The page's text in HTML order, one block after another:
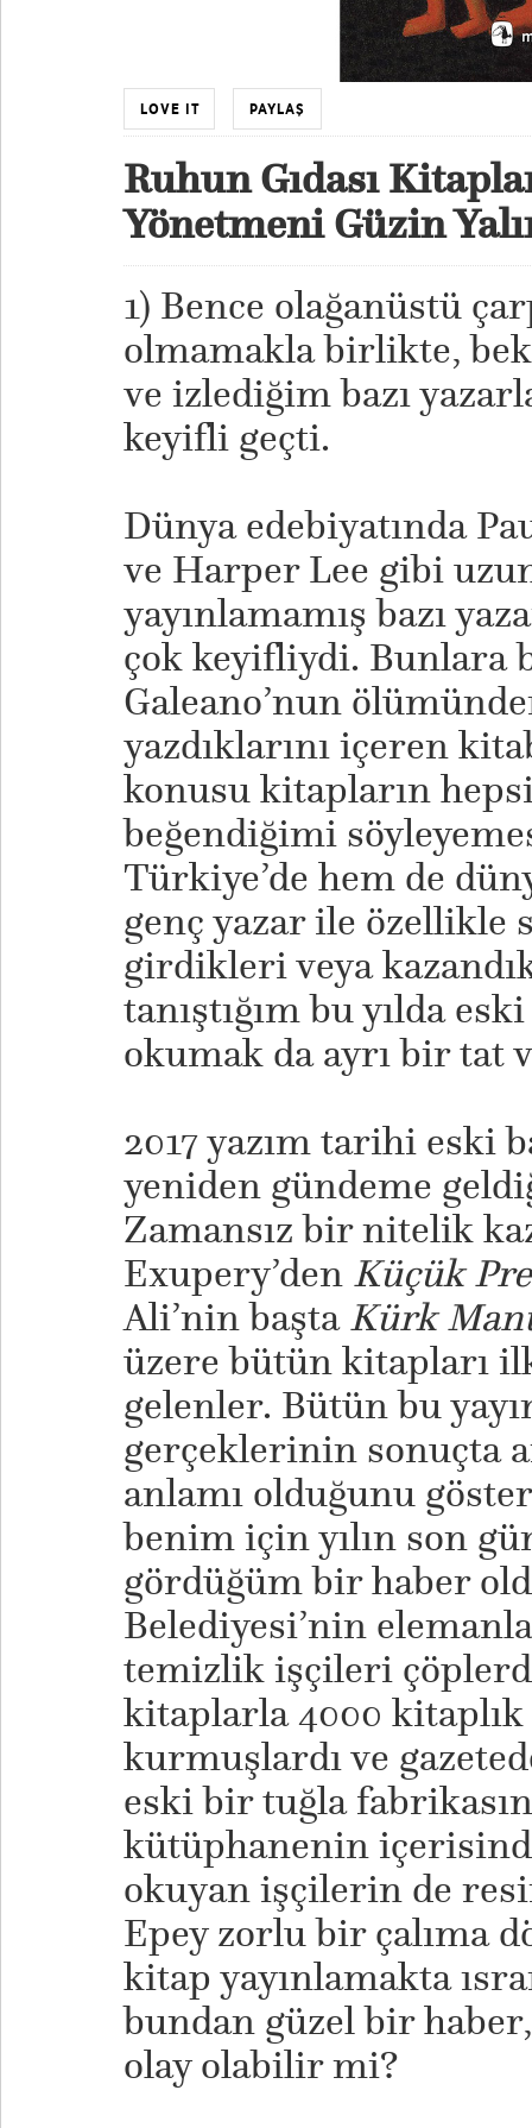
LOVE IT PAYLAŞ
Ruhun Gıdası
Yönetmeni Güzin
1) Bence olağanüstü
olmamakla birlikte,
ve izlediğim bazı
keyifli geçti.
Dünya edebiyatında
ve Harper Lee gibi
yayınlamamış bazı
çok keyifliydi. Bunlara
Galeano’nun
yazdıklarını içeren
konusu kitapların
beğendiğimi
Türkiye’de hem de
genç yazar ile özellikle
girdikleri veya
tanıştığım bu yılda
okumak da ayrı bir tat
2017 yazım tarihi eski
yeniden gündeme
Zamansız bir nitelik
Exupery’den Küçük
Ali’nin baştaKürk
üzere bütün kitapları
gelenler. Bütün bu
gerçeklerinin sonuçta
anlamı olduğunu
benim için yılın son
gördüğüm bir haber
Belediyesi’nin
temizlik işçileri
kitaplarla 4000
kurmuşlardı ve
eski bir tuğla
kütüphanenin
okuyan işçilerin de
Epey zorlu bir çalıma
kitap yayınlamakta
bundan güzel bir
olay olabilir mi?